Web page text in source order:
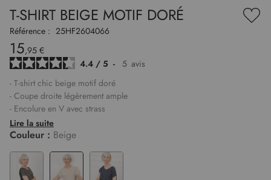
T-SHIRT BEIGE MOTIF DORÉ
à
Référence : 25HF2604066
15,95 €
4.4 / 5 - 5 avis
- T-shirt chic beige motif doré
- Coupe droite légèrement ample
- Encolure en V avec strass
- Manches courtes
- Motifs et strass dorés à l'avant
- Matière fluide
- Akila mesure 1,75m et porte une taille 1
Lire la suite
Couleur : Beige